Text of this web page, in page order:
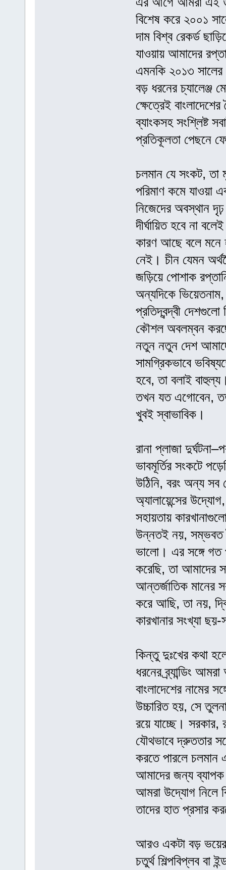
বিশেষ করে ২০০১
দাম বিশ্ব রেকর্ড
যাওয়ায় আমাদের
এমনকি ২০১৩ সালের
বড় ধরনের চ্যালেঞ্জ
ক্ষেত্রেই
ব্যাংকসহ সংশ্লিষ্ট
প্রতিকূলতা পেছনে
চলমান যে সংকট, তা
পরিমাণ কমে যাওয়া
নিজেদের অবস্থান
দীর্ঘায়িত হবে না
কারণ আছে বলে মনে
নেই। চীন যেমন
জড়িয়ে পোশাক
অন্যদিকে
প্রতিদ্বন্দ্বী
কৌশল অবলম্বন
নতুন নতুন দেশ
সামগ্রিকভাবে
হবে, তা বলাই
তখন যত এগোবেন, তত
খুবই স্বাভাবিক।
রানা প্লাজা
ভাবমূর্তির সংকটে
উঠিনি, বরং অন্য
অ্যালায়েন্সের
সহায়তায়
উন্নতই নয়, সম্ভবত
ভালো। এর সঙ্গে গত
করেছি, তা আমাদের
আন্তর্জাতিক মানের
করে আছি, তা নয়,
কারখানার সংখ্যা
কিন্তু দুঃখের কথা
ধরনের ব্র্যান্ডিং
বাংলাদেশের নামের
উচ্চারিত হয়, সে
রয়ে যাচ্ছে।
যৌথভাবে দ্রুততার
করতে পারলে চলমান
আমাদের জন্য ব্যাপক
আমরা উদ্যোগ নিলে
তাদের হাত প্রসার
আরও একটা বড় ভয়ের
চতুর্থ শিল্পবিপ্লব বা